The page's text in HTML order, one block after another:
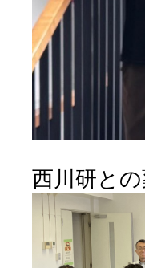
西川研と